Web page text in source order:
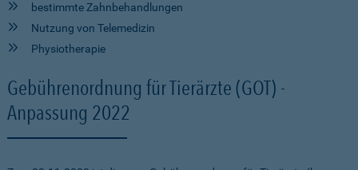
bestimmte Zahnbehandlungen
Nutzung von Telemedizin
Physiotherapie
Gebührenordnung für Tierärzte (GOT) -
Anpassung 2022